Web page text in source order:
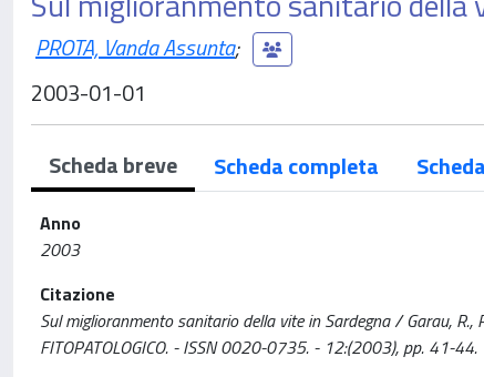
PROTA, Vanda Assunta;
2003-01-01
Scheda breve Scheda completa
Anno
2003
Citazione
Sul miglioranmento sanitario della vite in Sardegna / Garau, R.,
FITOPATOLOGICO. - ISSN 0020-0735. - 12:(2003), pp. 41-44.